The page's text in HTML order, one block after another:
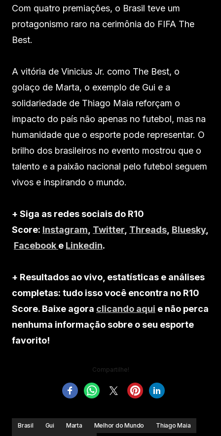
Com quatro premiações, o Brasil teve um
protagonismo raro na cerimônia do FIFA The
Best.
A vitória de Vinicius Jr. como The Best, o
golaço de Marta, o exemplo de Gui e a
solidariedade de Thiago Maia reforçam o
impacto do país não apenas no futebol, mas na
humanidade que o esporte pode representar. O
brilho dos brasileiros no evento mostrou que o
talento e a paixão nacional pelo futebol seguem
vivos e inspirando o mundo.
+ Siga as redes sociais do R10
Score: Instagram Twitter Threads Bluesky,
Facebook e Linkedin.
+ Resultados ao vivo, estatísticas e análises
completas: tudo isso você encontra no R10
Score. Baixe agora clicando aqui e não perca
nenhuma informação sobre o seu esporte
favorito!
Compartilhe!
Brasil Gui Marta Melhor do Mundo
Thiago Maia